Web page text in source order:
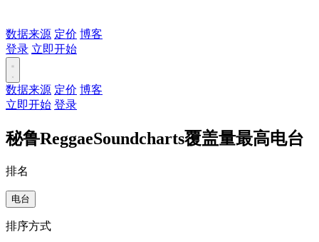
数据来源 定价 博客
登录 立即开始
数据来源 定价 博客
立即开始 登录
秘鲁ReggaeSoundcharts覆盖量最高电台
排名
电台
排序方式